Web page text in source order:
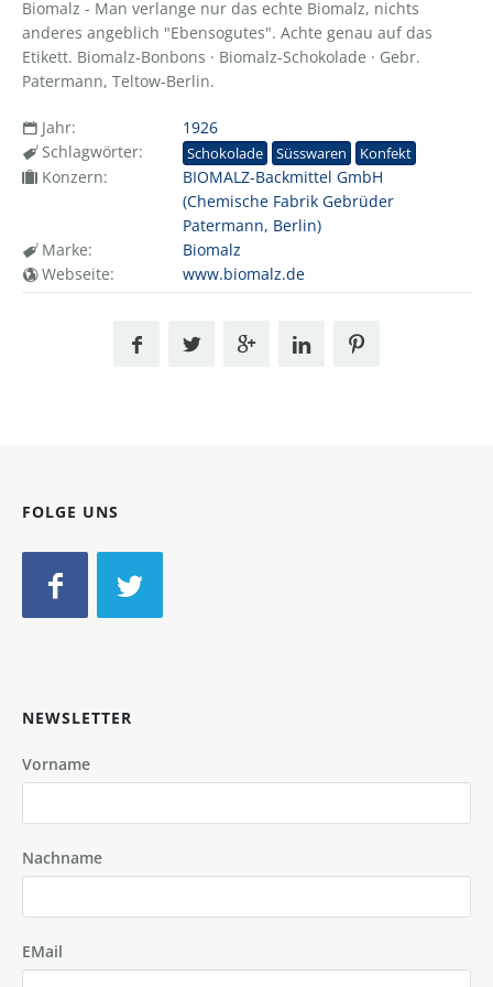
Biomalz - Man verlange nur das echte Biomalz, nichts
anderes angeblich "Ebensogutes". Achte genau auf das
Etikett. Biomalz-Bonbons · Biomalz-Schokolade · Gebr.
Patermann, Teltow-Berlin.
Jahr:
1926
Schlagwörter:
Schokolade Süsswaren Konfekt
Konzern:
BIOMALZ-Backmittel GmbH
(Chemische Fabrik Gebrüder
Patermann, Berlin)
Marke:
Biomalz
Webseite:
www.biomalz.de
FOLGE UNS
NEWSLETTER
Vorname
Nachname
EMail